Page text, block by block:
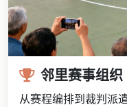
邻里赛事组织
从赛程编排到裁判派